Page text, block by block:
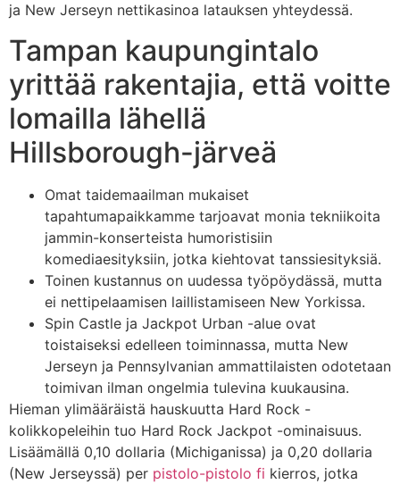
ja New Jerseyn nettikasinoa latauksen yhteydessä.
Tampan kaupungintalo
yrittää rakentajia, että voitte
lomailla lähellä
Hillsborough-järveä
Omat taidemaailman mukaiset
tapahtumapaikkamme tarjoavat monia tekniikoita
jammin-konserteista humoristisiin
komediaesityksiin, jotka kiehtovat tanssiesityksiä.
Toinen kustannus on uudessa työpöydässä, mutta
ei nettipelaamisen laillistamiseen New Yorkissa.
Spin Castle ja Jackpot Urban -alue ovat
toistaiseksi edelleen toiminnassa, mutta New
Jerseyn ja Pennsylvanian ammattilaisten odotetaan
toimivan ilman ongelmia tulevina kuukausina.
Hieman ylimääräistä hauskuutta Hard Rock -
kolikkopeleihin tuo Hard Rock Jackpot -ominaisuus.
Lisäämällä 0,10 dollaria (Michiganissa) ja 0,20 dollaria
(New Jerseyssä) per pistolo-pistolo fi kierros, jotka